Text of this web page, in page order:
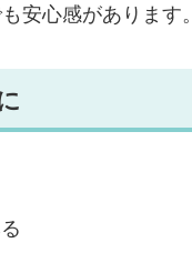
安心感があります。